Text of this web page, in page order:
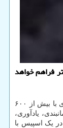
می دهد با کمک آن درآمدزایی کنند. همین طور این توانایی برای کاربرانی با 600 فالور یا بیشتر فراهم خواهد
به گزارش پی اچ پی و جی کوئری به نقل از تک کرانچ، بنظر می رسد توئیتر می خواهد قابلیت چت روم صوتی خود (اسپیس) را گسترده تر کند. این شرکت اعلام نمود خاصیت مذکور برای حساب های کاربری با بیش از ۶۰۰
یادآوری،
در یک اسپیس با